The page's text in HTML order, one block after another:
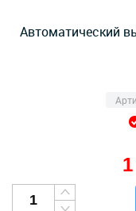
Автоматический